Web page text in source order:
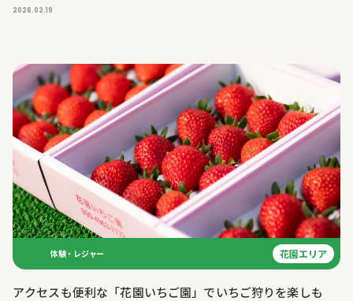
2026.02.19
体験・レジャー 花園エリア
アクセスも便利な「花園いちご園」でいちご狩りを楽しも